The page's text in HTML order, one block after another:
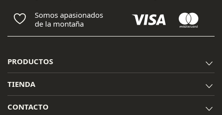
Somos apasionados
de la montaña
PRODUCTOS
TIENDA
CONTACTO